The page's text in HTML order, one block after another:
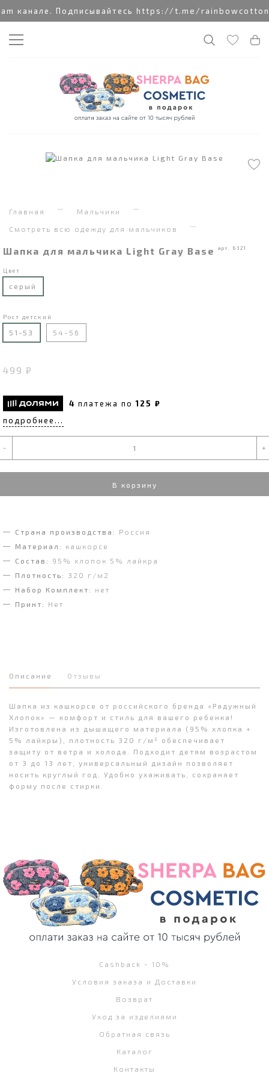
канале. Подписывайтесь https://t.me/
Главная Мальчики
Смотреть всю одежду для мальчиков
Шапка для мальчика Light Gray Base арт. 6321
Цвет
серый
Рост детский
51-53 54-56
499 ₽
4 платежа по125 ₽
подробнее...
- +
В корзину
Страна производства:
Россия
Материал:
кашкорсе
Состав:
95% хлопок 5% лайкра
Плотность:
320 г/м2
Набор Комплект:
нет
Принт:
Нет
Описание Отзывы
Шапка из кашкорсе от российского бренда «Радужный
Хлопок» — комфорт и стиль для вашего ребенка!
Изготовлена из дышащего материала (95% хлопка +
5% лайкры), плотность 320 г/м² обеспечивает
защиту от ветра и холода. Подходит детям возрастом
от 3 до 13 лет, универсальный дизайн позволяет
носить круглый год. Удобно ухаживать, сохраняет
форму после стирки.
Cashback - 10%
Условия заказа и Доставки
Возврат
Уход за изделиями
Обратная связь
Каталог
Контакты